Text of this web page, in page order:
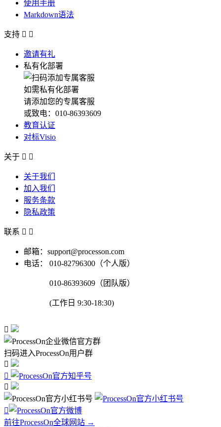
使用手册
Markdown语法
支持  
邀请有礼
私有化部署
如需私有化部署
请添加您的专属客服
或致电：010-86393609
教育认证
对标Visio
关于  
关于我们
加入我们
服务条款
隐私政策
联系  
邮箱：support@processon.com
电话：
010-82796300（个人版）
010-86393609（团队版）
(工作日 9:30-18:30)

扫码进入ProcessOn用户群




前往ProcessOn全球网站 →